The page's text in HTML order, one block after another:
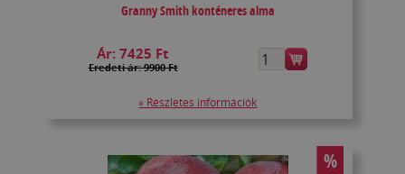
Granny Smith konténeres alma
Ár:7425 Ft
Eredeti ár: 9900 Ft
» Részletes információk
%